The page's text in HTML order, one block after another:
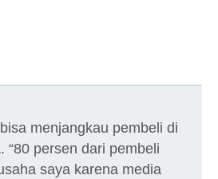
menjangkau pembeli di
“80 persen dari pembeli
saya karena media